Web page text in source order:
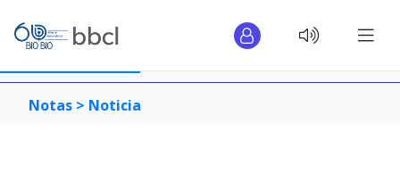
Notas > Noticia